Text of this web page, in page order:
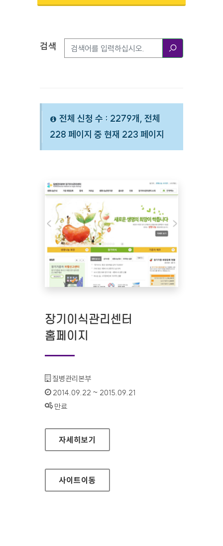
검색옵션
검색
전체 신청 수 : 2279개, 전체
228 페이지 중 현재 223 페이지
장기이식관리센터
홈페이지
기관명 :
질병관리본부
인증기간 :
2014.09.22 ~ 2015.09.21
상태 :
만료
장기이식관리센터 홈페이지
자세히보기
사이트이동